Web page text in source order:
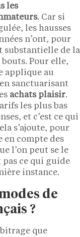
les
. Car si
les hausses
n’ont, pour
substantielle de la
Pour elle,
applique au
sanctuarisant
achats plaisir.
les plus bas
et c’est ce qui
s’ajoute, pour
compte des
l’on peut se le
pas ce qui guide
instance.
de
?
que